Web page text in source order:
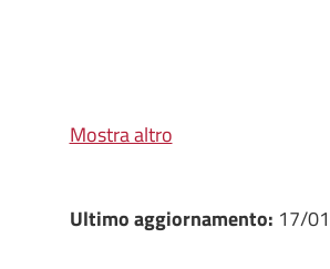
Mostra altro
Ultimo aggiornamento: 17/